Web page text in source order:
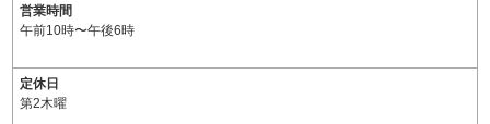
営業時間
午前10時〜午後6時
定休日
第2木曜